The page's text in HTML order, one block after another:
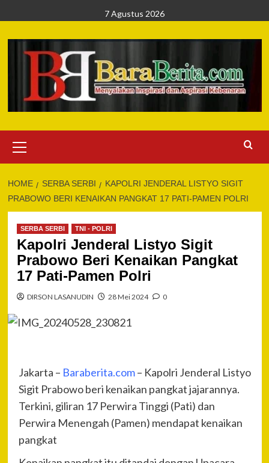
to
content
7 Agustus 2026
Menu
HOME SERBA SERBI
KAPOLRI JENDERAL LISTYO SIGIT
PRABOWO BERI KENAIKAN PANGKAT 17 PATI-PAMEN POLRI
SERBA SERBI TNI - POLRI
Kapolri Jenderal Listyo Sigit
Prabowo Beri Kenaikan Pangkat
17 Pati-Pamen Polri
DIRSON LASANUDIN 28 Mei 2024 0
Jakarta – Baraberita.com– Kapolri Jenderal Listyo
Sigit Prabowo beri kenaikan pangkat jajarannya.
Terkini, giliran 17 Perwira Tinggi (Pati) dan
Perwira Menengah (Pamen) mendapat kenaikan
pangkat